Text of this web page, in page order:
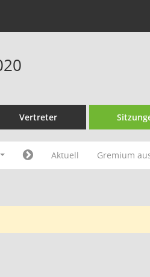
Vertreter
Aktuell Gremium